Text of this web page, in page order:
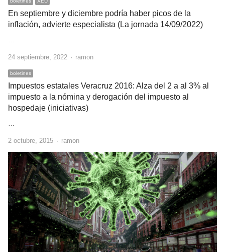
En septiembre y diciembre podría haber picos de la
inflación, advierte especialista (La jornada 14/09/2022)
…
24 septiembre, 2022 Author
ramon
boletines
Impuestos estatales Veracruz 2016: Alza del 2 a al 3% al
impuesto a la nómina y derogación del impuesto al
hospedaje (iniciativas)
…
2 octubre, 2015 Author
ramon